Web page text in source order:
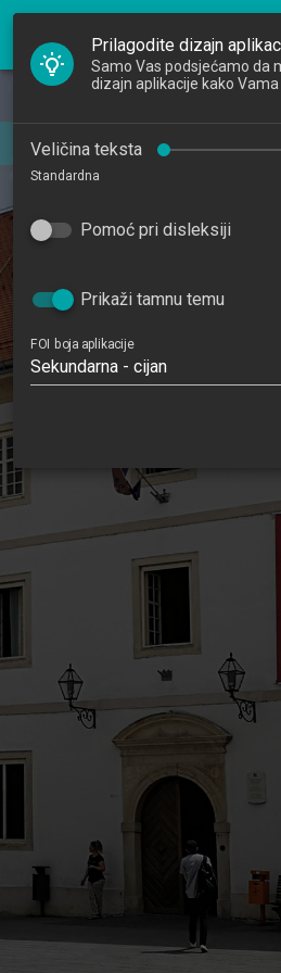
Djelatnici
Katedre
FOI Nastava
Prilagodite dizajn
Samo Vas podsjećamo da
dizajn aplikacije kako Vama
Veličina teksta
Standardna
Pomoć pri disleksiji
Prikaži tamnu temu
FOI boja aplikacije
Sekundarna - cijan